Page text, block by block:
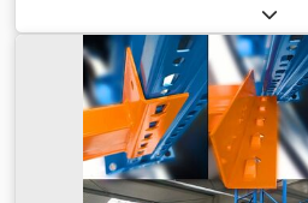
Tragfähigkeit pro Lagerabschnitt:
44’800 mm, Gesamthöhe:4’500
Fachwerkträgerpaar (max.):3’000
Regalreihen:4, Rahmenhöhe:
3’600 mm, Abstand zwischen
Rahmenbreite:1’100 mm ,
Regallänge:44’800 mm,
Regalreihen Palettenregale